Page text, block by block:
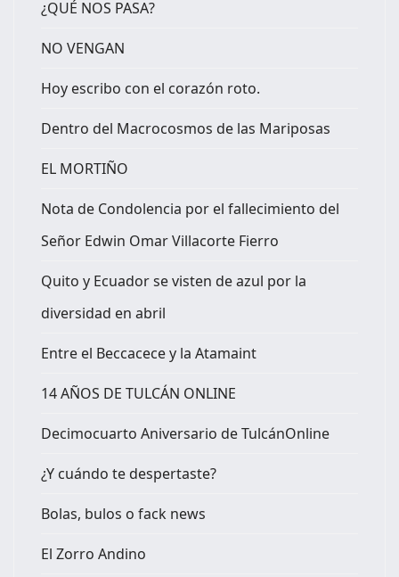
¿QUÉ NOS PASA?
NO VENGAN
Hoy escribo con el corazón roto.
Dentro del Macrocosmos de las Mariposas
EL MORTIÑO
Nota de Condolencia por el fallecimiento del
Señor Edwin Omar Villacorte Fierro
Quito y Ecuador se visten de azul por la
diversidad en abril
Entre el Beccacece y la Atamaint
14 AÑOS DE TULCÁN ONLINE
Decimocuarto Aniversario de TulcánOnline
¿Y cuándo te despertaste?
Bolas, bulos o fack news
El Zorro Andino